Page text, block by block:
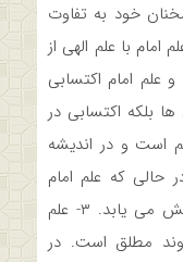
خود به تفاوت
امام با علم الهی از
خدا ذاتی و علم امام اکتسابی
بلکه اکتسابی در
قدیم است و در اندیشه
که علم امام
حادث است و لحظه به لحظه هم افزایش می یابد. ۳- علم
مطلق است. در